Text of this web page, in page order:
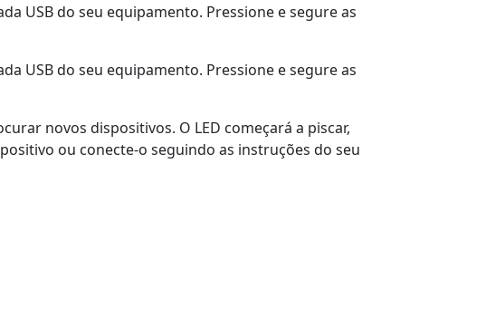
USB do seu equipamento. Pressione e segure as
USB do seu equipamento. Pressione e segure as
novos dispositivos. O LED começará a piscar,
ou conecte-o seguindo as instruções do seu